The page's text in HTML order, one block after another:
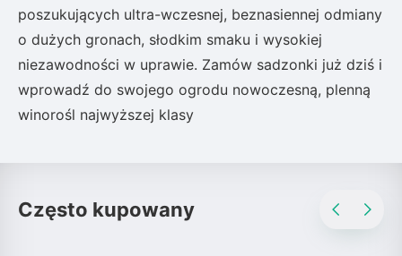
poszukujących ultra-wczesnej, beznasiennej odmiany
o dużych gronach, słodkim smaku i wysokiej
niezawodności w uprawie. Zamów sadzonki już dziś i
wprowadź do swojego ogrodu nowoczesną, plenną
winorośl najwyższej klasy
Często kupowany